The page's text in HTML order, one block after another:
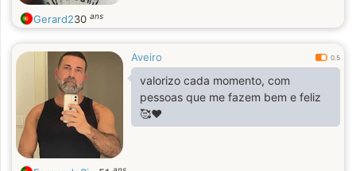
Gerard230 ans
Aveiro 0.5
valorizo cada momento, com
pessoas que me fazem bem e feliz
🥰❤️